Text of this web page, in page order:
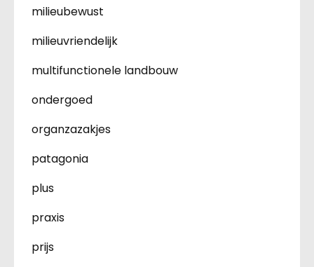
milieubewust
milieuvriendelijk
multifunctionele landbouw
ondergoed
organzazakjes
patagonia
plus
praxis
prijs